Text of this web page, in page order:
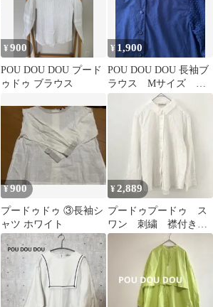
¥900
POU DOU DOU プード
ゥドゥ ブラウス
¥ 1,900
POU DOU DOU 長袖ブ
ラウス Mサイズ 綿
100% ネイビー
¥900
プードゥドゥ ③長袖シ
ャツ ホワイト
¥2,889
プードゥプードゥ ス
ワン 刺繍 襟付き長
袖ブラウス 綿100% ホ
ワイト M 白